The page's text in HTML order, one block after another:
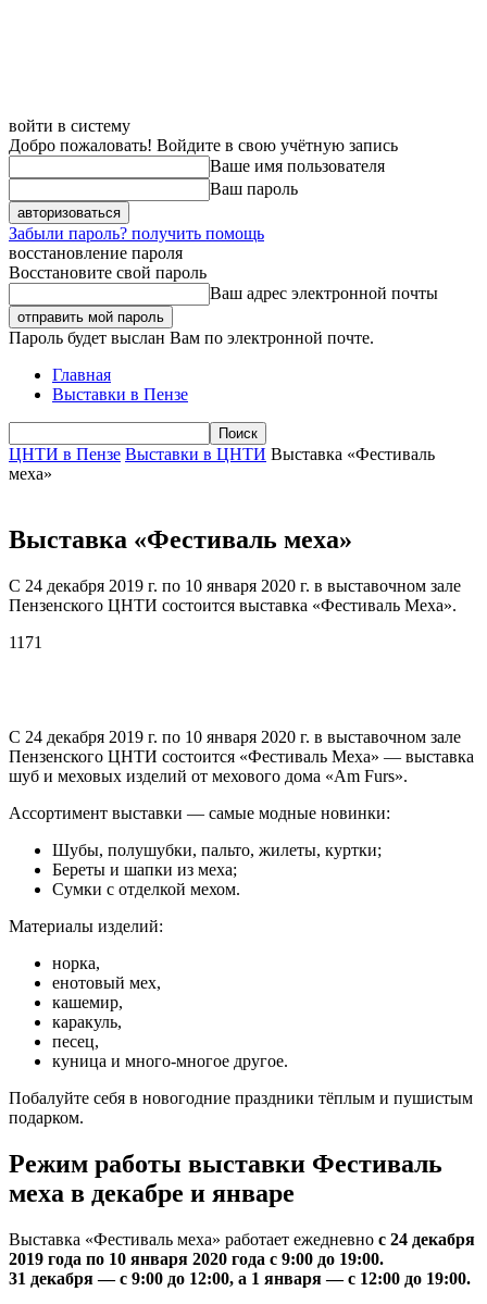
войти в систему
Добро пожаловать! Войдите в свою учётную запись
Ваше имя пользователя
Ваш пароль
Забыли пароль? получить помощь
восстановление пароля
Восстановите свой пароль
Ваш адрес электронной почты
Пароль будет выслан Вам по электронной почте.
Главная
Выставки в Пензе
ЦНТИ в Пензе Выставки в ЦНТИ Выставка «Фестиваль
меха»
Выставка «Фестиваль меха»
С 24 декабря 2019 г. по 10 января 2020 г. в выставочном зале
Пензенского ЦНТИ состоится выставка «Фестиваль Меха».
1171
С 24 декабря 2019 г. по 10 января 2020 г. в выставочном зале
Пензенского ЦНТИ состоится «Фестиваль Меха» — выставка
шуб и меховых изделий от мехового дома «Am Furs».
Ассортимент выставки — самые модные новинки:
Шубы, полушубки, пальто, жилеты, куртки;
Береты и шапки из меха;
Сумки с отделкой мехом.
Материалы изделий:
норка,
енотовый мех,
кашемир,
каракуль,
песец,
куница и много-многое другое.
Побалуйте себя в новогодние праздники тёплым и пушистым
подарком.
Режим работы выставки Фестиваль
меха в декабре и январе
Выставка «Фестиваль меха» работает ежедневно с 24 декабря
2019 года по 10 января 2020 года с 9:00 до 19:00.
31 декабря — с 9:00 до 12:00, а 1 января — с 12:00 до 19:00.